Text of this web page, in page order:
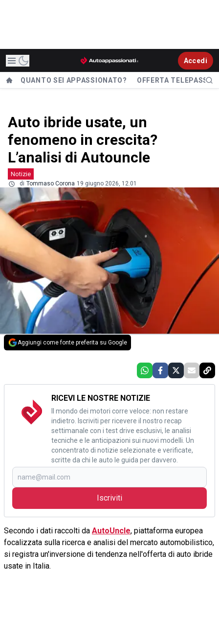
Accedi
QUANTO SEI APPASSIONATO? OFFERTA TELEPASS
Auto ibride usate, un
fenomeno in crescita?
L’analisi di Autouncle
Notizie
di Tommaso Corona 19 giugno 2026, 12.01
Aggiungi come fonte preferita su Google
RICEVI LE NOSTRE NOTIZIE
Il mondo dei motori corre veloce: non restare
indietro. Iscriviti per ricevere il nostro recap
settimanale con i test drive esclusivi, le analisi
tecniche e le anticipazioni sui nuovi modelli. Un
concentrato di notizie selezionate e verificate,
scritte da chi le auto le guida per davvero.
Iscriviti
Secondo i dati raccolti da AutoUncle, piattaforma europea
focalizzata sulla ricerca e analisi del mercato automobilistico,
si registra un'inversione di tendenza nell'offerta di auto ibride
usate in Italia.